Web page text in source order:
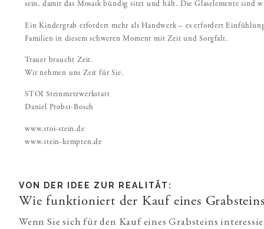
sein, damit das Mosaik bündig sitzt und hält. Die Glaselemente sind
Ein Kindergrab erfordert mehr als Handwerk – es erfordert
Familien in diesem schweren Moment mit Zeit und Sorgfalt.
Trauer braucht Zeit.
Wir nehmen uns Zeit für Sie.
STOI Steinmetzwerkstatt
Daniel Probst-Bosch
www.stoi-stein.de
www.stein-kempten.de
VON DER IDEE ZUR REALITÄT:
Wie funktioniert der Kauf eines
Wenn Sie sich für den Kauf eines Grabsteins